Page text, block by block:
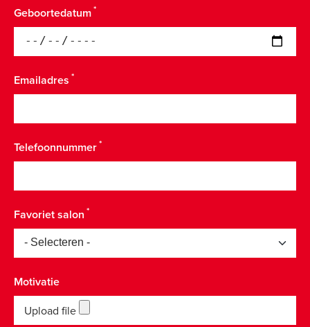
Geboortedatum
Emailadres
Telefoonnummer
Favoriet salon
Motivatie
Upload file